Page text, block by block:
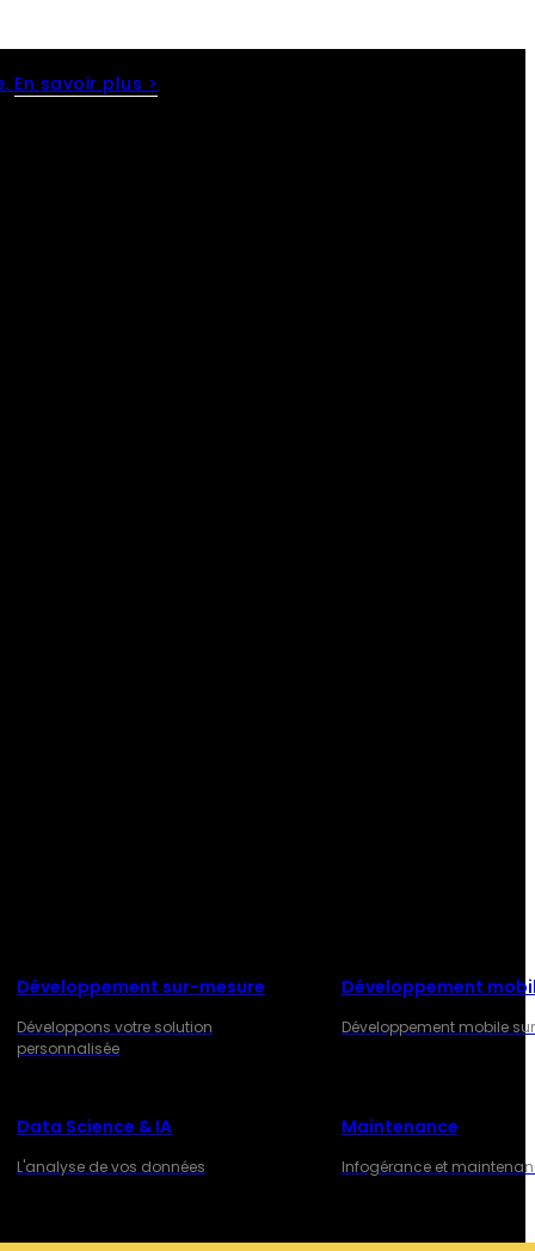
En savoir plus >
Développement sur-mesure
Développons votre solution
personnalisée
Développement
Développement mobile
Data Science & IA
L'analyse de vos données
Maintenance
Infogérance et